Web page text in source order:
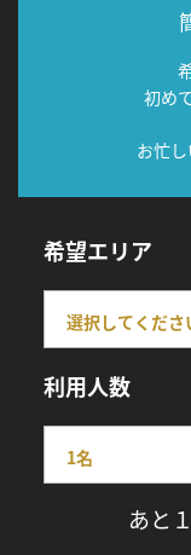
初め
お忙し
希望エリア
利用人数
あと